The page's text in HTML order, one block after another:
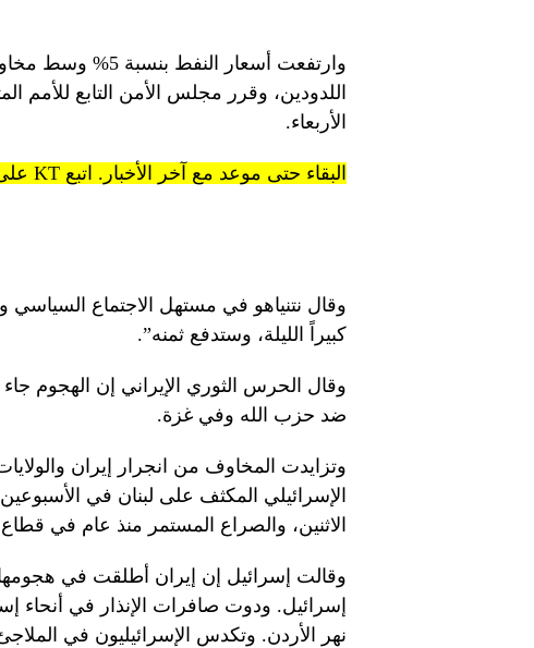
وارتفعت أسعار
اللدودين، وقرر مجلس الأمن التابع
الأربعاء.
البقاء حتى موعد مع آخر الأخبار. اتبع KT على قنوات WhatsApp.
وقال نتنياهو في مستهل الاجتماع السياسي
كبيراً الليلة، وستدفع ثمنه”.
وقال الحرس الثوري الإيراني إن الهجوم
ضد حزب الله وفي غزة.
وتزايدت المخاوف من انجرار إيران
الإسرائيلي المكثف على لبنان في
الاثنين، والصراع المستمر منذ عام في
إسرائيل. ودوت صافرات الإنذار في
نهر الأردن. وتكدس الإسرائيليون في